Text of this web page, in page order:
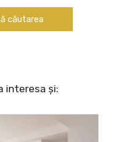
căutarea
interesa și: